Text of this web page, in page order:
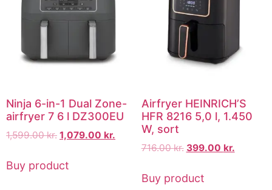
Ninja 6-in-1 Dual Zone-
airfryer 7 6 l DZ300EU
1,599.00kr. 1,079.00 kr.
Buy product
Airfryer HEINRICH’S
HFR 8216 5,0 l, 1.450
W, sort
716.00kr. 399.00 kr.
Buy product